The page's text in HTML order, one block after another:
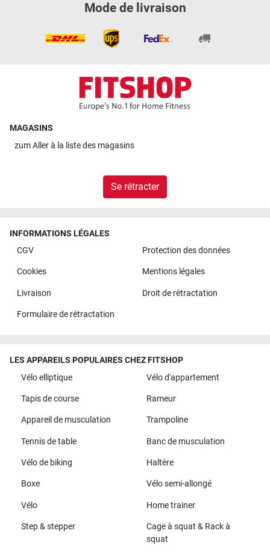
Mode de livraison
MAGASINS
zumAller à la liste des magasins
Se rétracter
INFORMATIONS LÉGALES
CGV
Protection des données
Cookies Mentions légales
Livraison Droit de rétractation
Formulaire de rétractation
LES APPAREILS POPULAIRES CHEZ FITSHOP
Vélo elliptique
Vélo d'appartement
Tapis de course Rameur
Appareil de musculation Trampoline
Tennis de table Banc de musculation
Vélo de biking Haltère
Boxe Vélo semi-allongé
Vélo Home trainer
Step & stepper
Cage à squat & Rack à
squat